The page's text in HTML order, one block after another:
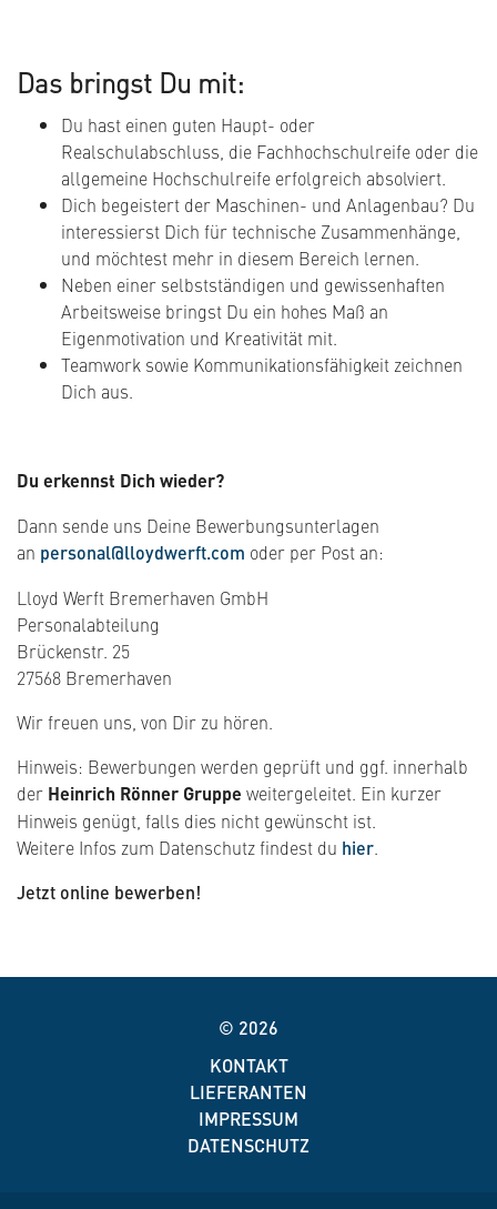
Das bringst Du mit:
Du hast einen guten Haupt- oder
Realschulabschluss, die Fachhochschulreife oder die
allgemeine Hochschulreife erfolgreich absolviert.
Dich begeistert der Maschinen- und Anlagenbau? Du
interessierst Dich für technische Zusammenhänge,
und möchtest mehr in diesem Bereich lernen.
Neben einer selbstständigen und gewissenhaften
Arbeitsweise bringst Du ein hohes Maß an
Eigenmotivation und Kreativität mit.
Teamwork sowie Kommunikationsfähigkeit zeichnen
Dich aus.
Du erkennst Dich wieder?
Dann sende uns Deine Bewerbungsunterlagen
an personal@lloydwerft.com oder per Post an:
Lloyd Werft Bremerhaven GmbH
Personalabteilung
Brückenstr. 25
27568 Bremerhaven
Wir freuen uns, von Dir zu hören.
Hinweis: Bewerbungen werden geprüft und ggf. innerhalb
der Heinrich Rönner Gruppe weitergeleitet. Ein kurzer
Hinweis genügt, falls dies nicht gewünscht ist.
Weitere Infos zum Datenschutz findest du hier.
Jetzt online bewerben!
© 2026
KONTAKT
LIEFERANTEN
IMPRESSUM
DATENSCHUTZ